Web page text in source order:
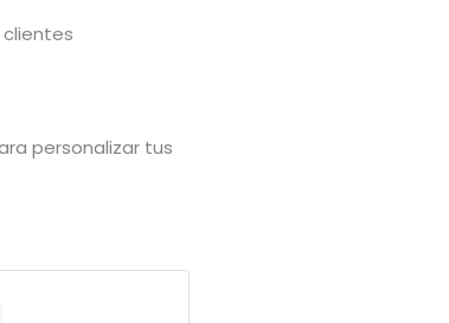
personalizar tus